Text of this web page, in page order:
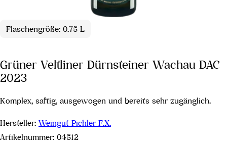
Flaschengröße: 0.75 L
Grüner Veltliner Dürnsteiner Wachau DAC
2023
Komplex, saftig, ausgewogen und bereits sehr zugänglich.
Hersteller: Weingut Pichler F.X.
Artikelnummer: 04512